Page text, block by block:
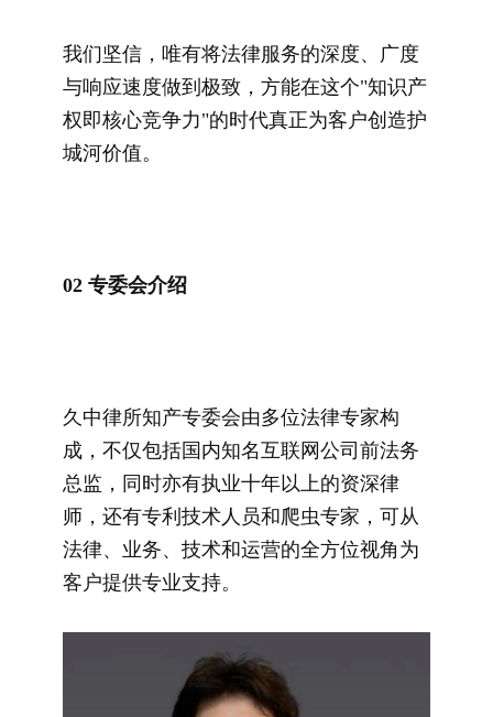
我们坚信，唯有将法律服务的深度、广度
与响应速度做到极致，方能在这个"知识产
权即核心竞争力"的时代真正为客户创造护
城河价值。
02 专委会介绍
久中律所知产专委会由多位法律专家构
成，不仅包括国内知名互联网公司前法务
总监，同时亦有执业十年以上的资深律
师，还有专利技术人员和爬虫专家，可从
法律、业务、技术和运营的全方位视角为
客户提供专业支持。